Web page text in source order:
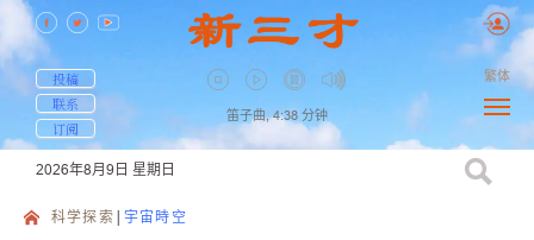
投稿
联系
订阅
笛子曲, 4:38 分钟
繁体
2026年8月9日 星期日
科学探索 宇宙時空